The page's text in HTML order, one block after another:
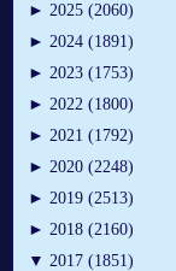
► 2025 (2060)
► 2024 (1891)
► 2023 (1753)
► 2022 (1800)
► 2021 (1792)
► 2020 (2248)
► 2019 (2513)
► 2018 (2160)
▼ 2017 (1851)